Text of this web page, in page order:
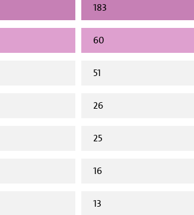
183
60
51
26
25
16
13